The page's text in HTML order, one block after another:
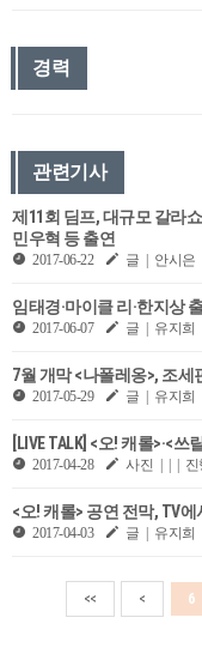
경력
관련기사
제11회 딤프, 대규모 갈라
민우혁 등 출연
2017-06-22 글 | 안시은
임태경·마이클 리·한지상
2017-06-07 글 | 유지희
7월 개막 <나폴레옹>, 조세
2017-05-29 글 | 유지희
[LIVE TALK] <오! 캐롤>·<
2017-04-28 사진 | | | 진
<오! 캐롤> 공연 전막, TV에
2017-04-03 글 | 유지희
<< < 6